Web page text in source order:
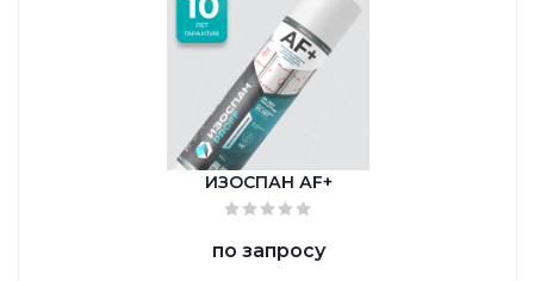
ИЗОСПАН АF+
по запросу